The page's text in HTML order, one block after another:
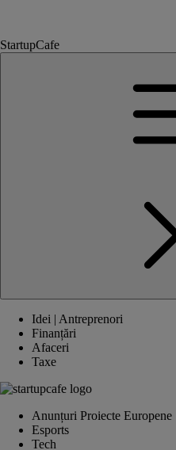
StartupCafe
Idei | Antreprenori
Finanțări
Afaceri
Taxe
Anunțuri Proiecte Europene
Esports
Tech